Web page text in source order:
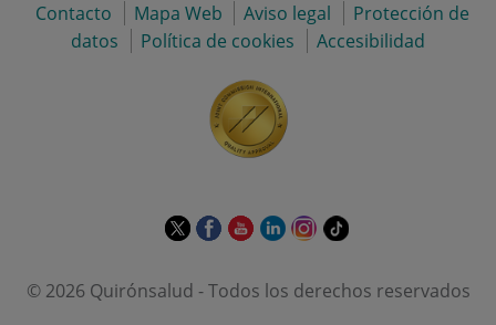
Contacto Mapa Web Aviso legal
Protección de
datos
Política de cookies Accesibilidad
Este
abrirá
Este
abrirá
Este
abrirá
Este
abrirá
Este
abrirá
Enlace
aplicación
© 2026 Quirónsalud - Todos los derechos reservados